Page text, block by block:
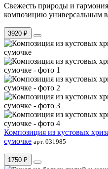
Свежесть природы и
композицию универсальным
3920 ₽
Композиция из кустовых
сумочке арт. 031985
1750 ₽